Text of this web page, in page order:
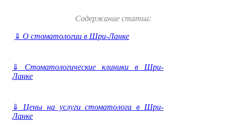
Содержание статьи:
⇓ О стоматологии в Шри-Ланке
⇓ Стоматологические клиники в Шри-
Ланке
⇓ Цены на услуги стоматолога в Шри-
Ланке